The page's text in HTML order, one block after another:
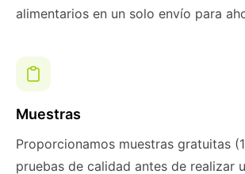
alimentarios en un solo envío para
Muestras
Proporcionamos muestras gratuitas
pruebas de calidad antes de realizar